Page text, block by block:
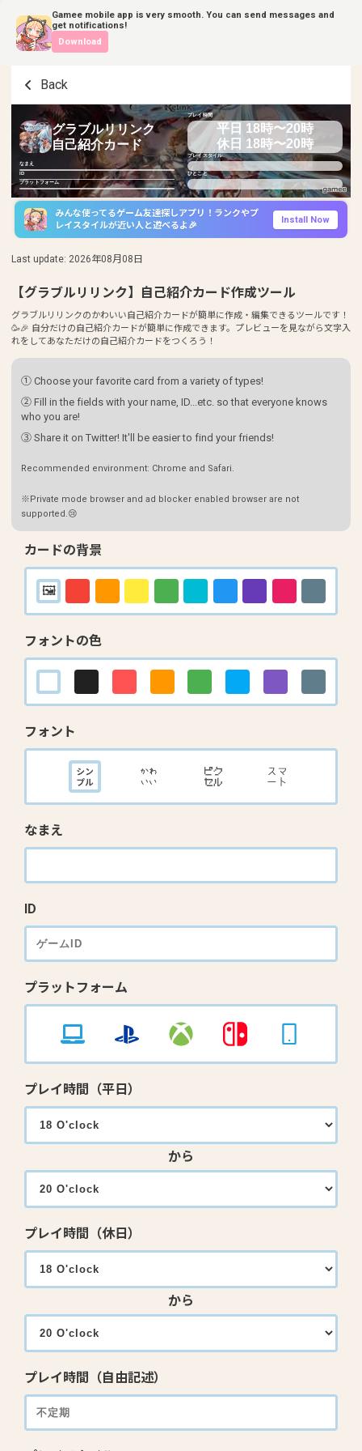
Gamee mobile app is very smooth. You can send messages and
get notifications!
Download
Back
グラブルリリンク
自己紹介カード
なまえ
ID
プラットフォーム
プレイ時間
平日 18時〜20時
休日 18時〜20時
プレイスタイル
ひとこと
みんな使ってるゲーム友達探しアプリ！ランクやプ
レイスタイルが近い人と遊べるよ🎉
Install Now
Last update: 2026年08月08日
【グラブルリリンク】自己紹介カード作成ツール
グラブルリリンクのかわいい自己紹介カードが簡単に作成・編集できるツールです！
🥳🎉 自分だけの自己紹介カードが簡単に作成できます。プレビューを見ながら文字入
れをしてあなただけの自己紹介カードをつくろう！
① Choose your favorite card from a variety of types!
② Fill in the fields with your name, ID...etc. so that everyone knows
who you are!
③ Share it on Twitter! It'll be easier to find your friends!
Recommended environment: Chrome and Safari.
※Private mode browser and ad blocker enabled browser are not
supported.😢
カードの背景
フォントの色
フォント
なまえ
ID
プラットフォーム
プレイ時間（平日）
から
プレイ時間（休日）
から
プレイ時間（自由記述）